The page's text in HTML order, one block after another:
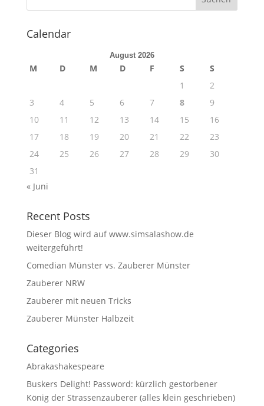
Calendar
August 2026
M D M D F S
S
1
2
3
4 5 6 7 8
9
10
11 12 13 14 15
16
17
18 19 20 21 22
23
24
25 26 27 28 29
30
31
« Juni
Recent Posts
Dieser Blog wird auf www.simsalashow.de
weitergeführt!
Comedian Münster vs. Zauberer Münster
Zauberer NRW
Zauberer mit neuen Tricks
Zauberer Münster Halbzeit
Categories
Abrakashakespeare
Buskers Delight! Password: kürzlich gestorbener
König der Strassenzauberer (alles klein geschrieben)